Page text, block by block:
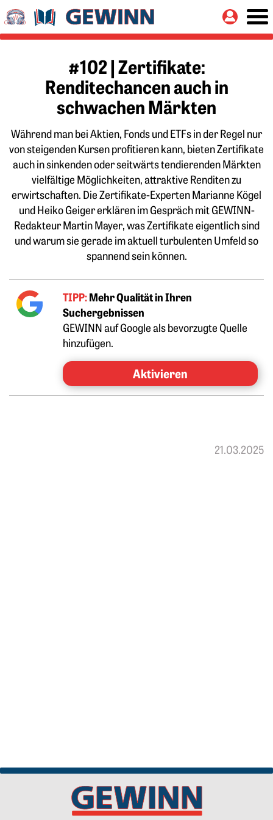
Springe zu:
#102 | Zertifikate:
Renditechancen auch in
schwachen Märkten
Während man bei Aktien, Fonds und ETFs in der Regel nur
von steigenden Kursen profitieren kann, bieten Zertifikate
auch in sinkenden oder seitwärts tendierenden Märkten
vielfältige Möglichkeiten, attraktive Renditen zu
erwirtschaften. Die Zertifikate-Experten Marianne Kögel
und Heiko Geiger erklären im Gespräch mit GEWINN-
Redakteur Martin Mayer, was Zertifikate eigentlich sind
und warum sie gerade im aktuell turbulenten Umfeld so
spannend sein können.
TIPP:Mehr Qualität in Ihren
Suchergebnissen
GEWINN auf Google als bevorzugte Quelle
hinzufügen.
Aktivieren
21.03.2025